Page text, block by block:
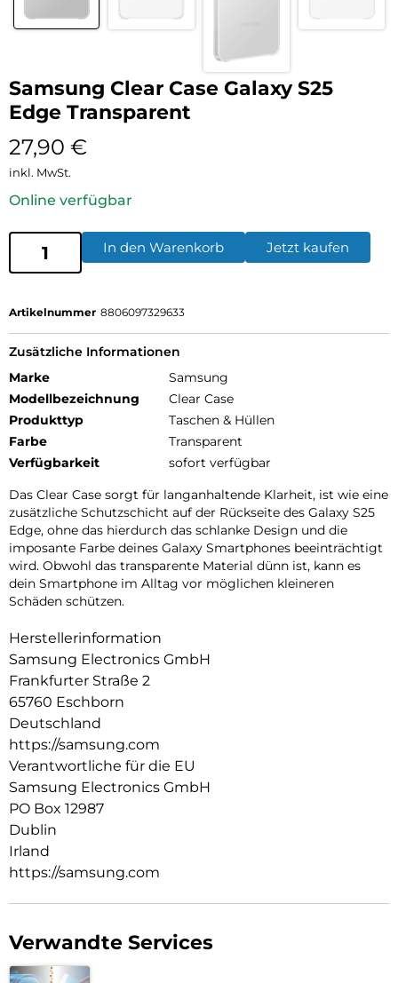
Samsung Clear Case Galaxy S25
Edge Transparent
27,90 €
inkl. MwSt.
Online verfügbar
In den Warenkorb Jetzt kaufen
Artikelnummer 8806097329633
Zusätzliche Informationen
Marke
Samsung
Modellbezeichnung
Clear Case
Produkttyp
Taschen & Hüllen
Farbe
Transparent
Verfügbarkeit
sofort verfügbar
Das Clear Case sorgt für langanhaltende Klarheit, ist wie eine
zusätzliche Schutzschicht auf der Rückseite des Galaxy S25
Edge, ohne das hierdurch das schlanke Design und die
imposante Farbe deines Galaxy Smartphones beeinträchtigt
wird. Obwohl das transparente Material dünn ist, kann es
dein Smartphone im Alltag vor möglichen kleineren
Schäden schützen.
Herstellerinformation
Samsung Electronics GmbH
Frankfurter Straße 2
65760 Eschborn
Deutschland
https://samsung.com
Verantwortliche für die EU
Samsung Electronics GmbH
PO Box 12987
Dublin
Irland
https://samsung.com
Verwandte Services